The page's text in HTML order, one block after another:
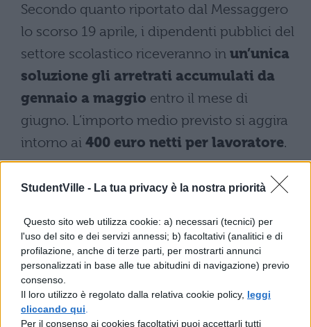
StudentVille - La tua privacy è la nostra priorità
Questo sito web utilizza cookie: a) necessari (tecnici) per
l'uso del sito e dei servizi annessi; b) facoltativi (analitici e di
profilazione, anche di terze parti, per mostrarti annunci
personalizzati in base alle tue abitudini di navigazione) previo
consenso.
Il loro utilizzo è regolato dalla relativa cookie policy, leggi
cliccando qui
Per il consenso ai cookies facoltativi puoi accettarli tutti
Secondo quanto riportato dal Messaggero
lo scorso 19 aprile, i dipendenti pubblici del
settore scolastico riceveranno in un’unica
soluzione gli arretrati accumulati da
gennaio a maggio entro il mese di
giugno. L’importo medio previsto si aggira
intorno ai 400 euro netti per lavoratore.
Parallelamente all’erogazione degli arretrati,
verrà implementato un sistema di self
serviceche offrirà ai dipendenti la
possibilità di scegliere se ricevere l’intero
importo in busta paga oppure rinunciarvi.
Questa opzione è stata introdotta per
evitare potenziali restituzioni della somma